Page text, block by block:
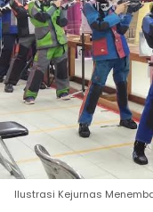
Ilustrasi Kejurnas